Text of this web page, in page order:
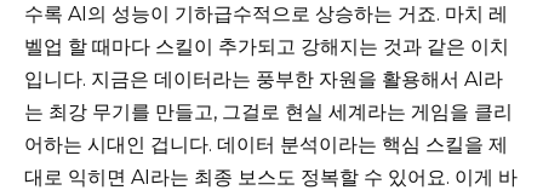
수록 AI의 성능이 기하급수적으로 상승하는 거죠. 마치 레
벨업 할 때마다 스킬이 추가되고 강해지는 것과 같은 이치
입니다. 지금은 데이터라는 풍부한 자원을 활용해서 AI라
는 최강 무기를 만들고, 그걸로 현실 세계라는 게임을 클리
어하는 시대인 겁니다. 데이터 분석이라는 핵심 스킬을 제
대로 익히면 AI라는 최종 보스도 정복할 수 있어요. 이게 바